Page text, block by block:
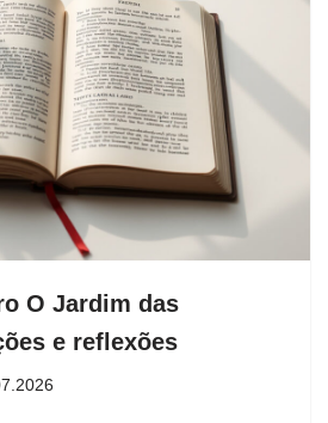
O Jardim das
e reflexões